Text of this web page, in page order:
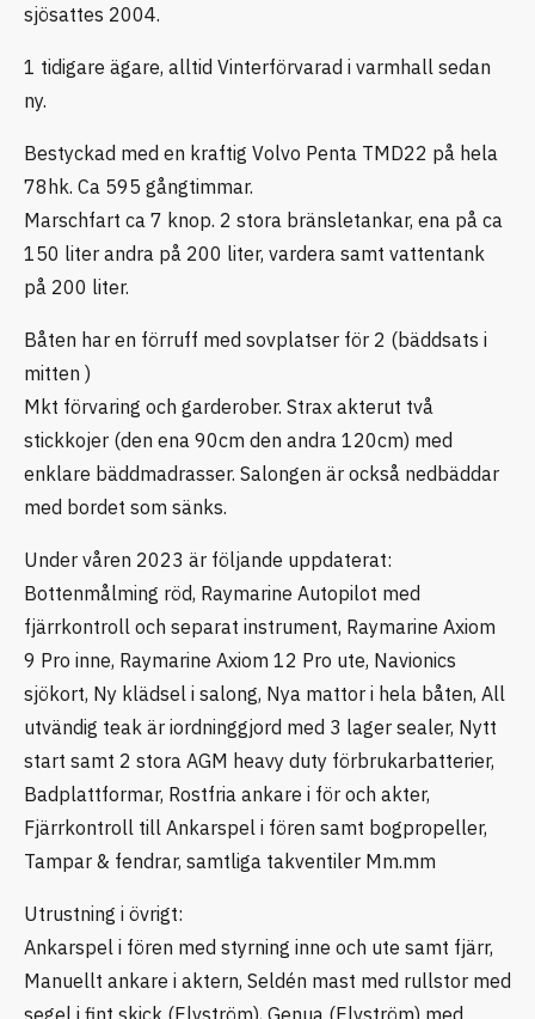
sjösattes 2004.
1 tidigare ägare, alltid Vinterförvarad i varmhall sedan
ny.
Bestyckad med en kraftig Volvo Penta TMD22 på hela
78hk. Ca 595 gångtimmar.
Marschfart ca 7 knop. 2 stora bränsletankar, ena på ca
150 liter andra på 200 liter, vardera samt vattentank
på 200 liter.
Båten har en förruff med sovplatser för 2 (bäddsats i
mitten )
Mkt förvaring och garderober. Strax akterut två
stickkojer (den ena 90cm den andra 120cm) med
enklare bäddmadrasser. Salongen är också nedbäddar
med bordet som sänks.
Under våren 2023 är följande uppdaterat:
Bottenmålming röd, Raymarine Autopilot med
fjärrkontroll och separat instrument, Raymarine Axiom
9 Pro inne, Raymarine Axiom 12 Pro ute, Navionics
sjökort, Ny klädsel i salong, Nya mattor i hela båten, All
utvändig teak är iordninggjord med 3 lager sealer, Nytt
start samt 2 stora AGM heavy duty förbrukarbatterier,
Badplattformar, Rostfria ankare i för och akter,
Fjärrkontroll till Ankarspel i fören samt bogpropeller,
Tampar & fendrar, samtliga takventiler Mm.mm
Utrustning i övrigt:
Ankarspel i fören med styrning inne och ute samt fjärr,
Manuellt ankare i aktern, Seldén mast med rullstor med
segel i fint skick (Elvström), Genua (Elvström) med